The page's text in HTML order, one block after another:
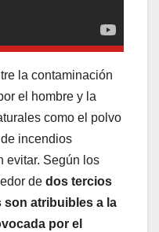
la contaminación
el hombre y la
como el polvo
incendios
evitar. Según los
de dos tercios
son atribuibles a la
por el